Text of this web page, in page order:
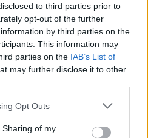
to third parties prior to
opt-out of the further
by third parties on the
This information may
parties on the IAB’s List of
may further disclose it to other
Opt Outs
of my